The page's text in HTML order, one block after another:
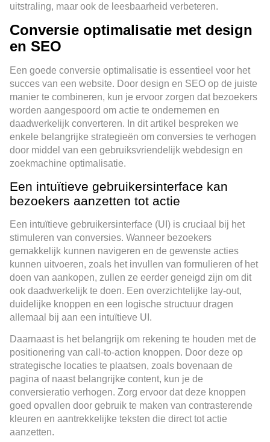
uitstraling, maar ook de leesbaarheid verbeteren.
Conversie optimalisatie met design
en SEO
Een goede conversie optimalisatie is essentieel voor het
succes van een website. Door design en SEO op de juiste
manier te combineren, kun je ervoor zorgen dat bezoekers
worden aangespoord om actie te ondernemen en
daadwerkelijk converteren. In dit artikel bespreken we
enkele belangrijke strategieën om conversies te verhogen
door middel van een gebruiksvriendelijk webdesign en
zoekmachine optimalisatie.
Een intuïtieve gebruikersinterface kan
bezoekers aanzetten tot actie
Een intuïtieve gebruikersinterface (UI) is cruciaal bij het
stimuleren van conversies. Wanneer bezoekers
gemakkelijk kunnen navigeren en de gewenste acties
kunnen uitvoeren, zoals het invullen van formulieren of het
doen van aankopen, zullen ze eerder geneigd zijn om dit
ook daadwerkelijk te doen. Een overzichtelijke lay-out,
duidelijke knoppen en een logische structuur dragen
allemaal bij aan een intuïtieve UI.
Daarnaast is het belangrijk om rekening te houden met de
positionering van call-to-action knoppen. Door deze op
strategische locaties te plaatsen, zoals bovenaan de
pagina of naast belangrijke content, kun je de
conversieratio verhogen. Zorg ervoor dat deze knoppen
goed opvallen door gebruik te maken van contrasterende
kleuren en aantrekkelijke teksten die direct tot actie
aanzetten.